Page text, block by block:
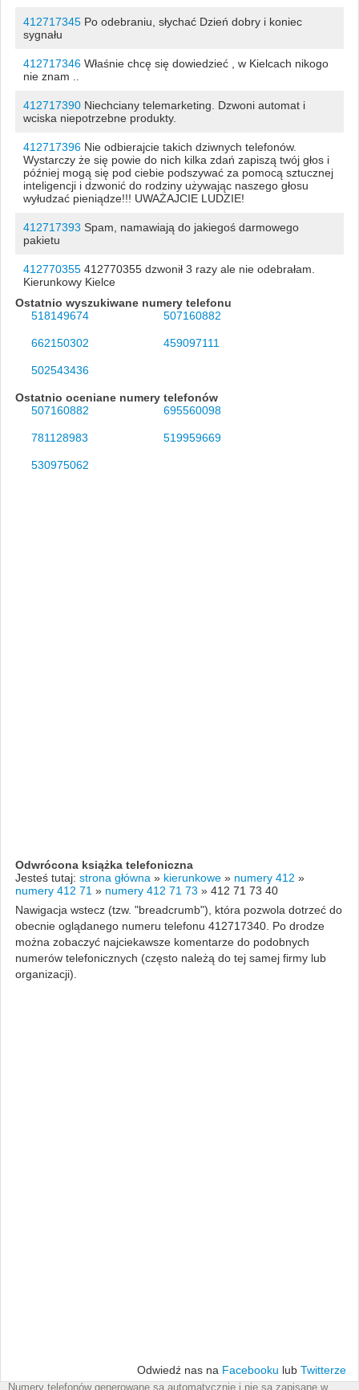
412717345Po odebraniu, słychać Dzień dobry i koniec
sygnału
412717346Właśnie chcę się dowiedzieć , w Kielcach nikogo
nie znam ..
412717390Niechciany telemarketing. Dzwoni automat i
wciska niepotrzebne produkty.
412717396Nie odbierajcie takich dziwnych telefonów.
Wystarczy że się powie do nich kilka zdań zapiszą twój głos i
później mogą się pod ciebie podszywać za pomocą sztucznej
inteligencji i dzwonić do rodziny używając naszego głosu
wyłudzać pieniądze!!! UWAŻAJCIE LUDZIE!
412717393 Spam, namawiają do jakiegoś darmowego
pakietu
412770355412770355 dzwonił 3 razy ale nie odebrałam.
Kierunkowy Kielce
Ostatnio wyszukiwane numery telefonu
518149674
507160882
662150302 459097111
502543436
Ostatnio oceniane numery telefonów
507160882
695560098
781128983 519959669
530975062
Odwrócona książka telefoniczna
Jesteś tutaj: strona główna » kierunkowe » numery 412 »
numery 412 71 » numery 412 71 73 » 412 71 73 40
Nawigacja wstecz (tzw. "breadcrumb"), która pozwola dotrzeć do
obecnie oglądanego numeru telefonu 412717340. Po drodze
można zobaczyć najciekawsze komentarze do podobnych
numerów telefonicznych (często należą do tej samej firmy lub
organizacji).
Odwiedź nas na Facebooku lub Twitterze
Numery telefonów generowane są automatycznie i nie są zapisane w